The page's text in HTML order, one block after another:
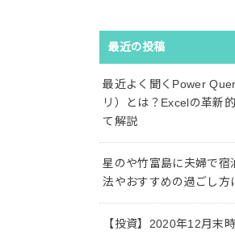
最近の投稿
最近よく聞くPower
リ）とは？Excelの革新
て解説
星のや竹富島に夫婦で宿
法やおすすめの過ごし方
【投資】2020年12月末